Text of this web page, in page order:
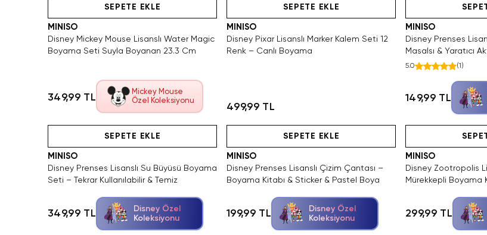
SEPETE EKLE
MINISO
Disney Mickey Mouse Lisanslı Water Magic
Boyama Seti Suyla Boyanan 23.3 Cm
349,99 TL
Mickey Mouse
Özel Koleksiyonu
SEPETE EKLE
MINISO
Disney Pixar Lisanslı Marker Kalem Seti 12
Renk – Canlı Boyama
499,99 TL
MINISO
Disney Prenses
Masalsı & Yaratıcı
5.0 (1 )
149,99 TL
SEPETE EKLE
MINISO
Disney Prenses Lisanslı Su Büyüsü Boyama
Seti – Tekrar Kullanılabilir & Temiz
349,99 TL
Disney Özel
Koleksiyonu
SEPETE EKLE
MINISO
Disney Prenses Lisanslı Çizim Çantası –
Boyama Kitabı & Sticker & Pastel Boya
199,99 TL
Disney Özel
Koleksiyonu
MINISO
Disney Zootropolis
Mürekkepli Boyama
299,99 TL